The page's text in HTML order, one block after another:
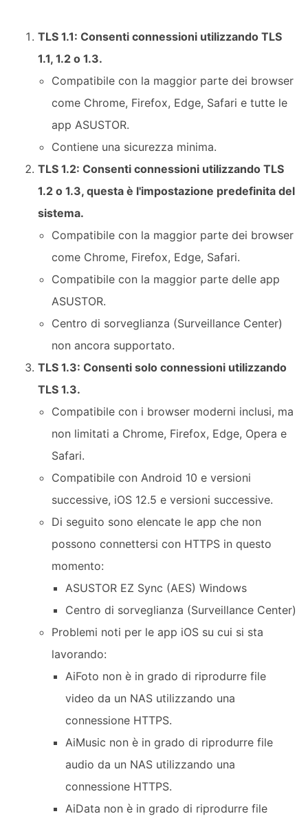
TLS 1.1: Consenti connessioni utilizzando TLS
1.1, 1.2 o 1.3.
Compatibile con la maggior parte dei browser
come Chrome, Firefox, Edge, Safari e tutte le
app ASUSTOR.
Contiene una sicurezza minima.
TLS 1.2: Consenti connessioni utilizzando TLS
1.2 o 1.3, questa è l'impostazione predefinita del
sistema.
Compatibile con la maggior parte dei browser
come Chrome, Firefox, Edge, Safari.
Compatibile con la maggior parte delle app
ASUSTOR.
Centro di sorveglianza (Surveillance Center)
non ancora supportato.
TLS 1.3: Consenti solo connessioni utilizzando
TLS 1.3.
Compatibile con i browser moderni inclusi, ma
non limitati a Chrome, Firefox, Edge, Opera e
Safari.
Compatibile con Android 10 e versioni
successive, iOS 12.5 e versioni successive.
Di seguito sono elencate le app che non
possono connettersi con HTTPS in questo
momento:
ASUSTOR EZ Sync (AES) Windows
Centro di sorveglianza (Surveillance Center)
Problemi noti per le app iOS su cui si sta
lavorando:
AiFoto non è in grado di riprodurre file
video da un NAS utilizzando una
connessione HTTPS.
AiMusic non è in grado di riprodurre file
audio da un NAS utilizzando una
connessione HTTPS.
AiData non è in grado di riprodurre file